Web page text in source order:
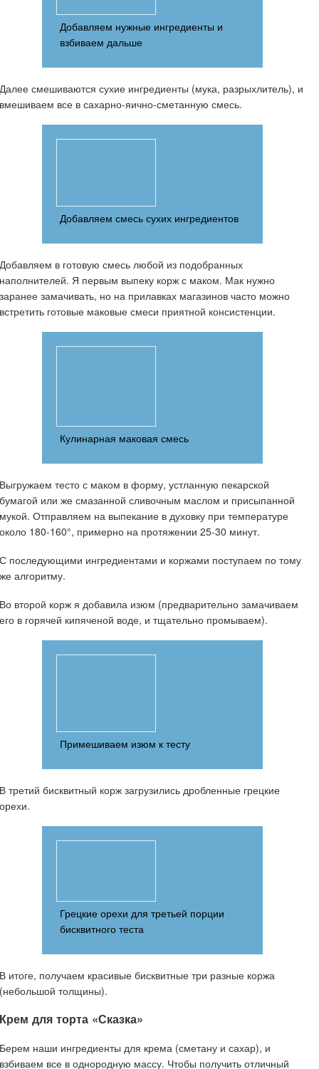
Добавляем нужные ингредиенты и
взбиваем дальше
Далее смешиваются сухие ингредиенты (мука, разрыхлитель), и
вмешиваем все в сахарно-яично-сметанную смесь.
Добавляем смесь сухих ингредиентов
Добавляем в готовую смесь любой из подобранных
наполнителей. Я первым выпеку корж с маком. Мак нужно
заранее замачивать, но на прилавках магазинов часто можно
встретить готовые маковые смеси приятной консистенции.
Кулинарная маковая смесь
Выгружаем тесто с маком в форму, устланную пекарской
бумагой или же смазанной сливочным маслом и присыпанной
мукой. Отправляем на выпекание в духовку при температуре
около 180-160°, примерно на протяжении 25-30 минут.
С последующими ингредиентами и коржами поступаем по тому
же алгоритму.
Во второй корж я добавила изюм (предварительно замачиваем
его в горячей кипяченой воде, и тщательно промываем).
Примешиваем изюм к тесту
В третий бисквитный корж загрузились дробленные грецкие
орехи.
Грецкие орехи для третьей порции
бисквитного теста
В итоге, получаем красивые бисквитные три разные коржа
(небольшой толщины).
Крем для торта «Сказка»
Берем наши ингредиенты для крема (сметану и сахар), и
взбиваем все в однородную массу. Чтобы получить отличный